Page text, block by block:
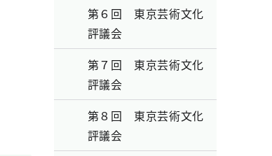
第６回 東京芸術文化
評議会
第７回 東京芸術文化
評議会
第８回 東京芸術文化
評議会